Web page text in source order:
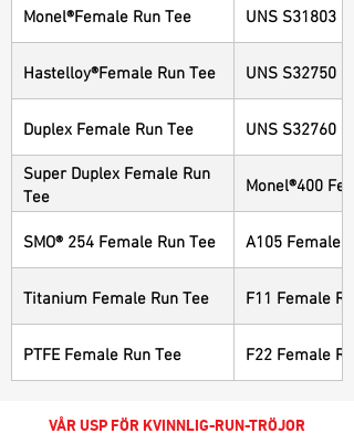
Monel®Female Run Tee UNS S31803
Hastelloy®Female Run Tee UNS S32750
Duplex Female Run Tee
UNS S32760
Super Duplex Female Run
Tee
Monel®400
SMO® 254 Female Run Tee A105 Female
Titanium Female Run Tee F11 Female
PTFE Female Run Tee F22 Female
VÅR USP FÖR KVINNLIG-RUN-TRÖJOR